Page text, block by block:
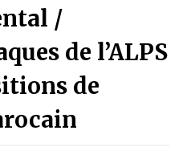
L’ogresse du M’zab
/
de l’ALPS
de